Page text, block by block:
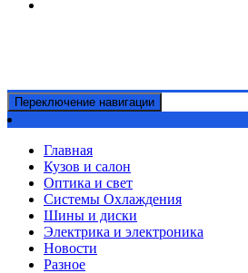
Переключение навигации
Главная
Кузов и салон
Оптика и свет
Системы Охлаждения
Шины и диски
Электрика и электроника
Новости
Разное